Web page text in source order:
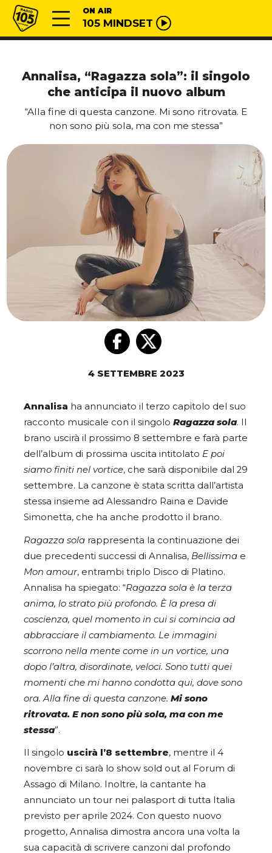
Vai al contenuto
Radio 105 ON AIR
105 MINDSET
Annalisa, “Ragazza sola”: il singolo
che anticipa il nuovo album
“Alla fine di questa canzone. Mi sono ritrovata. E
non sono più sola, ma con me stessa”
4 SETTEMBRE 2023
Annalisa ha annunciato il terzo capitolo del suo
racconto musicale con il singolo Ragazza sola. Il
brano uscirà il prossimo 8 settembre e farà parte
dell’album di prossima uscita intitolato E poi
siamo finiti nel vortice, che sarà disponibile dal 29
settembre. La canzone è stata scritta dall’artista
stessa insieme ad Alessandro Raina e Davide
Simonetta, che ha anche prodotto il brano.
Ragazza sola rappresenta la continuazione dei
due precedenti successi di Annalisa, Bellissima e
Mon amour, entrambi triplo Disco di Platino.
Annalisa ha spiegato: “Ragazza sola è la terza
anima, lo strato più profondo. È la presa di
coscienza, quel momento in cui si comincia ad
abbracciare il cambiamento. Le immagini
scorrono nella mente come in un vortice, una
dopo l’altra, disordinate, veloci. Sono tutti quei
momenti che mi hanno condotta qui, dove sono
ora. Alla fine di questa canzone. Mi sono
ritrovata. E non sono più sola, ma con me
stessa”.
Il singolo uscirà l’8 settembre, mentre il 4
novembre ci sarà lo show sold out al Forum di
Assago di Milano. Inoltre, la cantante ha
annunciato un tour nei palasport di tutta Italia
previsto per aprile 2024. Con questo nuovo
progetto, Annalisa dimostra ancora una volta la
sua capacità di scrivere canzoni dal profondo